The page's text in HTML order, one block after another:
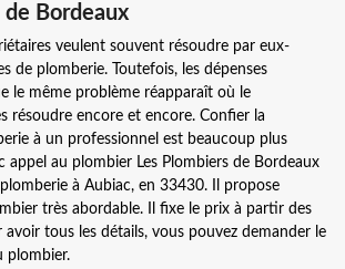
de Bordeaux
veulent souvent résoudre par eux-
de plomberie. Toutefois, les dépenses
le même problème réapparaît où le
résoudre encore et encore. Confier la
à un professionnel est beaucoup plus
appel au plombier Les Plombiers de Bordeaux
à Aubiac, en 33430. Il propose
très abordable. Il fixe le prix à partir des
avoir tous les détails, vous pouvez demander le
plombier.